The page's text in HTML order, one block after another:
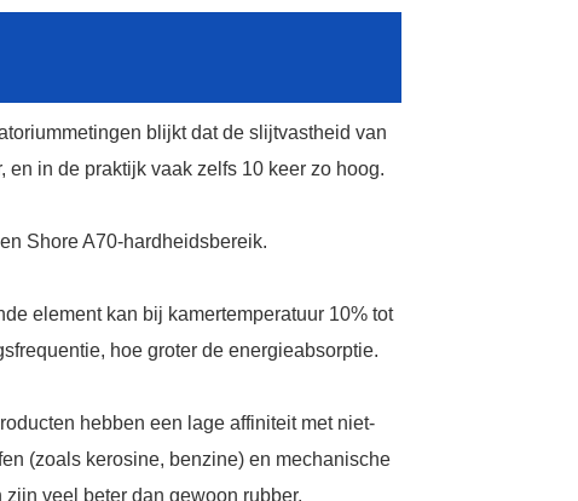
blijkt dat de slijtvastheid van
in de praktijk vaak zelfs 10 keer zo hoog.
Shore A70-hardheidsbereik.
element kan bij kamertemperatuur 10% tot
hoe groter de energieabsorptie.
hebben een lage affiniteit met niet-
(zoals kerosine, benzine) en mechanische
veel beter dan gewoon rubber,
*
Required
field
SUBMIT